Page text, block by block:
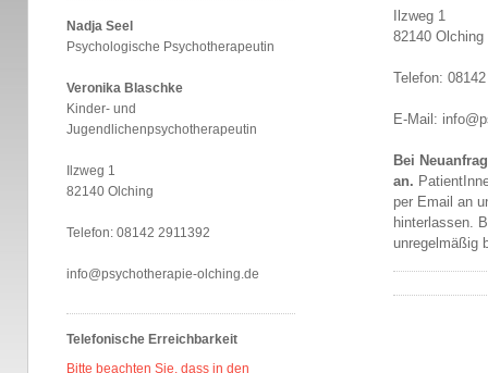
Nadja Seel
Psychologische Psychotherapeutin
Veronika Blaschke
Kinder- und
Jugendlichenpsychotherapeutin
Ilzweg 1
82140 Olching
Telefon: 08142 2911392
info@psychotherapie-olching.de
Telefonische Erreichbarkeit
Bitte beachten Sie, dass in den
Ilzweg 1
82140 Olching
Telefon:
E-Mail:
Bei
an.
per Email an
hinterlassen.
unregelmäßig